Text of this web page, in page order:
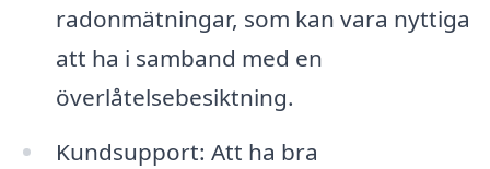
radonmätningar, som kan vara nyttiga
att ha i samband med en
överlåtelsebesiktning.
Kundsupport: Att ha bra